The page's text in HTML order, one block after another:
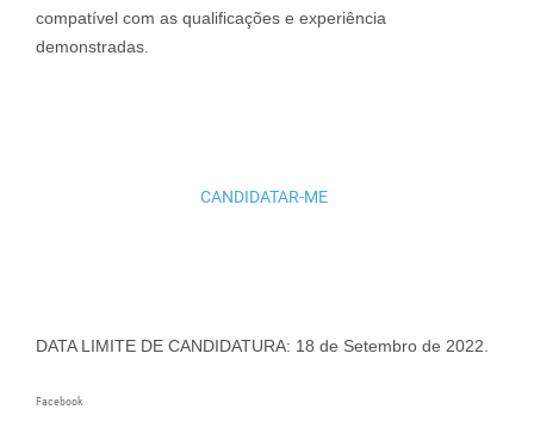
compatível com as qualificações e experiência
demonstradas.
CANDIDATAR-ME
DATA LIMITE DE CANDIDATURA: 18 de Setembro de 2022.
Facebook